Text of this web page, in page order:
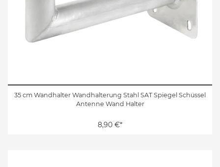
35 cm Wandhalter Wandhalterung Stahl SAT Spiegel Schüssel
Antenne Wand Halter
8,90 €*